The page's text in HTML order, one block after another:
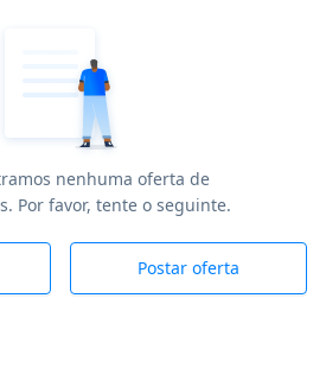
nenhuma oferta de
Por favor, tente o seguinte.
Postar oferta